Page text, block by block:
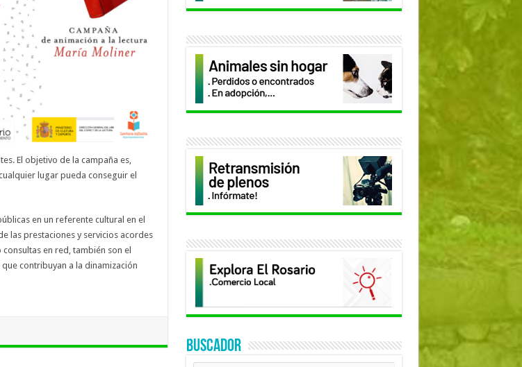
El objetivo de la campaña es,
lugar pueda conseguir el
en un referente cultural en el
las prestaciones y servicios acordes
en red, también son el
contribuyan a la dinamización
BUSCADOR